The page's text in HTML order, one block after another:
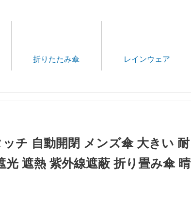
折りたたみ傘 レインウェア
チ 自動開閉 メンズ傘 大きい 耐
遮熱 紫外線遮蔽 折り畳み傘 晴